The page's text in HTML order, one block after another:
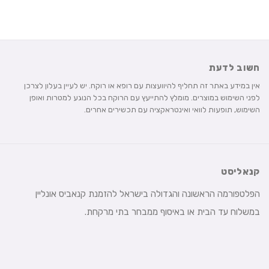
חשוב לדעת
אין במידע באתר זה תחליף להיוועצות עם רופא או רוקח. יש לעיין בעלון לצרכן
לפני השימוש במוצרים. מומלץ להתייעץ עם הרוקח בכל הנוגע למטרות ואופן
השימוש, תופעות לוואי ואינטראקציה עם תכשירים אחרים.
קנאליסט
הפלטפורמה הראשונה והגדולה בישראל להזמנת קנאביס אונליין
במשלוח עד הבית או באיסוף ממבחר בתי מרקחת.